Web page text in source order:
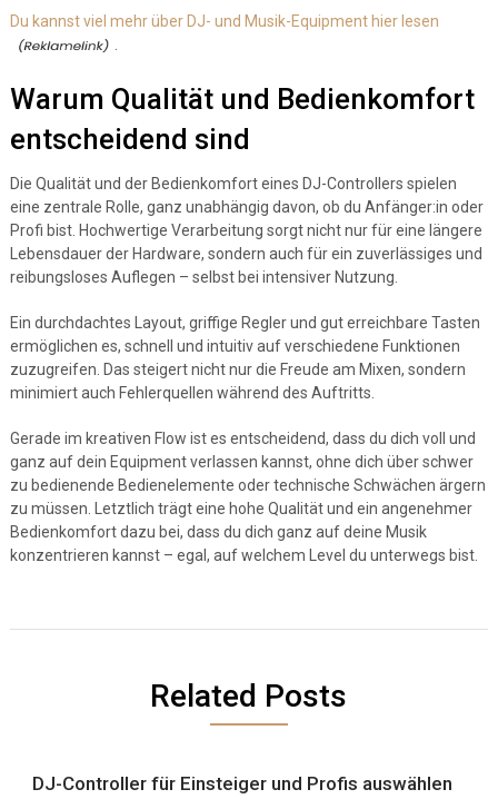
Du kannst viel mehr über DJ- und Musik-Equipment hier lesen
Warum Qualität und Bedienkomfort
entscheidend sind
Die Qualität und der Bedienkomfort eines DJ-Controllers spielen
eine zentrale Rolle, ganz unabhängig davon, ob du Anfänger:in oder
Profi bist. Hochwertige Verarbeitung sorgt nicht nur für eine längere
Lebensdauer der Hardware, sondern auch für ein zuverlässiges und
reibungsloses Auflegen – selbst bei intensiver Nutzung.
Ein durchdachtes Layout, griffige Regler und gut erreichbare Tasten
ermöglichen es, schnell und intuitiv auf verschiedene Funktionen
zuzugreifen. Das steigert nicht nur die Freude am Mixen, sondern
minimiert auch Fehlerquellen während des Auftritts.
Gerade im kreativen Flow ist es entscheidend, dass du dich voll und
ganz auf dein Equipment verlassen kannst, ohne dich über schwer
zu bedienende Bedienelemente oder technische Schwächen ärgern
zu müssen. Letztlich trägt eine hohe Qualität und ein angenehmer
Bedienkomfort dazu bei, dass du dich ganz auf deine Musik
konzentrieren kannst – egal, auf welchem Level du unterwegs bist.
Related Posts
DJ-Controller für Einsteiger und Profis auswählen